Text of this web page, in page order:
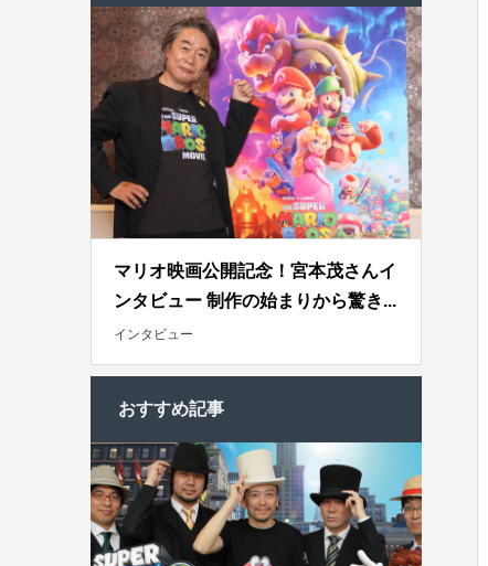
マリオ映画公開記念！宮本茂さんイ
ンタビュー 制作の始まりから驚き...
インタビュー
おすすめ記事